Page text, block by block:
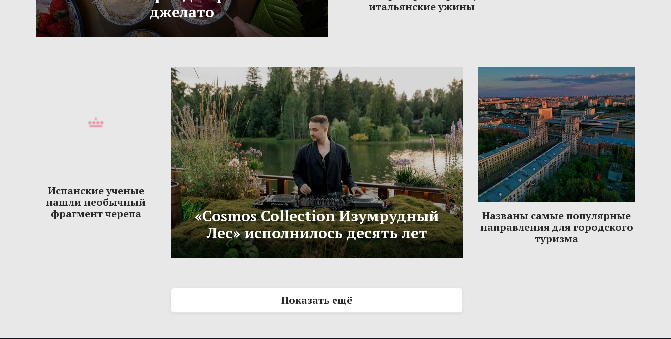
джелато
итальянские ужины
Испанские ученые
нашли необычный
фрагмент черепа
«Cosmos Collection Изумрудный
Лес» исполнилось десять лет
Названы самые популярные
направления для городского
туризма
Показать ещё